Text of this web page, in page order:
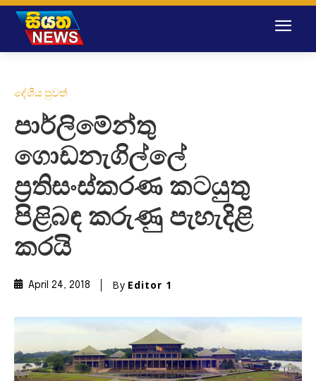
දේශීය පුවත්
පාර්ලිමේන්තු
ගොඩනැගිල්ලේ
ප්‍රතිසංස්කරණ කටයුතු
පිළිබඳ කරුණු පැහැදිළි
කරයි
April 24, 2018 By Editor 1